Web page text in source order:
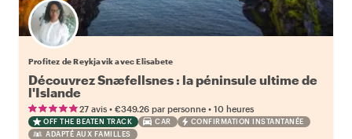
Profitez de Reykjavik avec Elisabete
Découvrez Snæfellsnes : la péninsule ultime de
l'Islande
27 avis • €349.26 par personne • 10 heures
OFF THE BEATEN TRACK CAR
CONFIRMATION INSTANTANÉE
ADAPTÉ AUX FAMILLES